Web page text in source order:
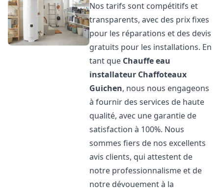
Nos tarifs sont compétitifs et
transparents, avec des prix fixes
pour les réparations et des devis
gratuits pour les installations. En
tant que Chauffe eau
installateur Chaffoteaux
Guichen, nous nous engageons
à fournir des services de haute
qualité, avec une garantie de
satisfaction à 100%. Nous
sommes fiers de nos excellents
avis clients, qui attestent de
notre professionnalisme et de
notre dévouement à la